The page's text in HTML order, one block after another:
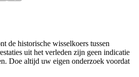
de historische wisselkoers tussen
uit het verleden zijn geen indicatie
Doe altijd uw eigen onderzoek voordat